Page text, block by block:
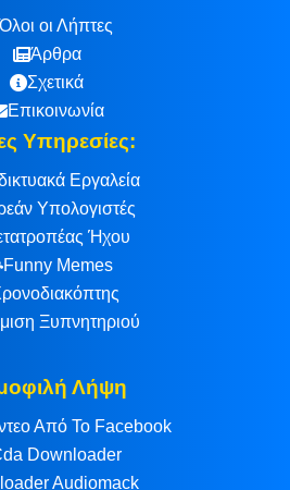
οι Λήπτες
Άρθρα
Σχετικά
Επικοινωνία
Υπηρεσίες:
Εργαλεία
Υπολογιστές
Ήχου
Funny Memes
Ξυπνητηριού
Λήψη
Από Το Facebook
Downloader
Audiomack